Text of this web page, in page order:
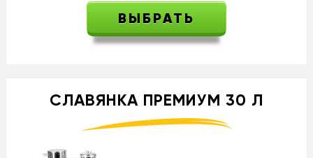
ВЫБРАТЬ
СЛАВЯНКА ПРЕМИУМ 30 Л